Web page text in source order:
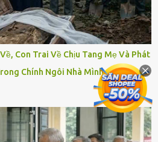
Con Trai Về Chịu Tang Mẹ Và Phát
Chính Ngôi Nhà Mình – Blog